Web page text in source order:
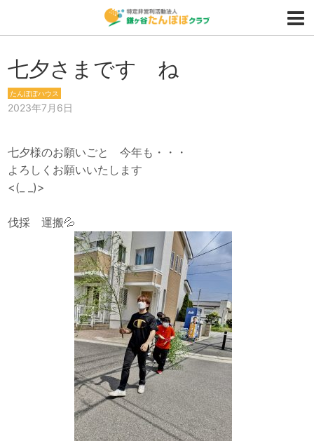
七夕さまです ね
たんぽぽハウス
2023年7月6日
七夕様のお願いごと 今年も・・・
よろしくお願いいたします
<(_ _)>
伐採 運搬💦